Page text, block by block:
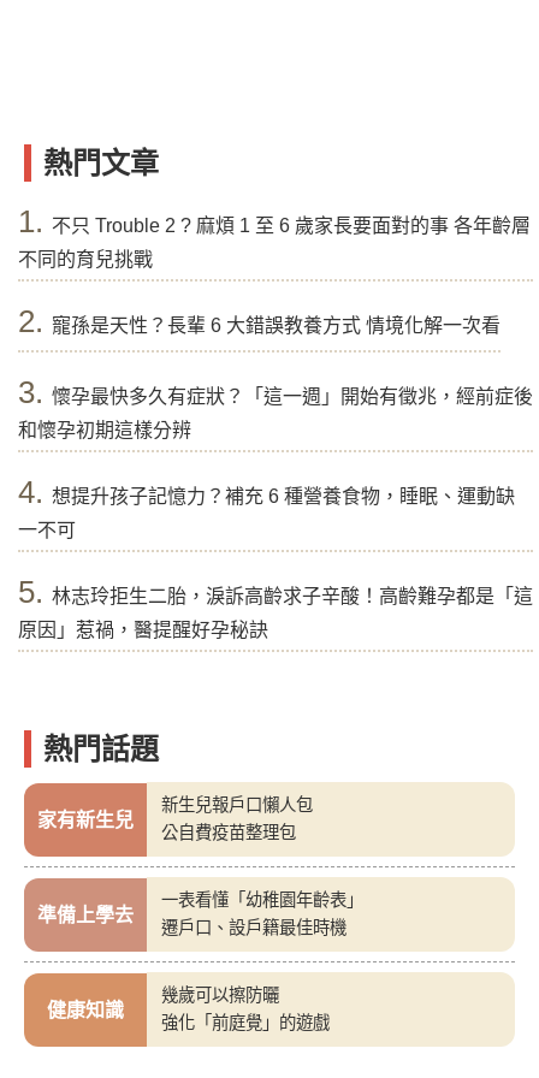
熱門文章
1. 不只 Trouble 2 ? 麻煩 1 至 6 歲家長要面對的事 各年齡層
不同的育兒挑戰
2. 寵孫是天性？長輩 6 大錯誤教養方式 情境化解一次看
3. 懷孕最快多久有症狀？「這一週」開始有徵兆，經前症後
和懷孕初期這樣分辨
4. 想提升孩子記憶力？補充 6 種營養食物，睡眠、運動缺
一不可
5. 林志玲拒生二胎，淚訴高齡求子辛酸！高齡難孕都是「這
原因」惹禍，醫提醒好孕秘訣
熱門話題
家有新生兒
新生兒報戶口懶人包
公自費疫苗整理包
準備上學去
一表看懂「幼稚園年齡表」
遷戶口、設戶籍最佳時機
健康知識
幾歲可以擦防曬
強化「前庭覺」的遊戲